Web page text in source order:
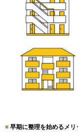
早期に整理を始めるメリ